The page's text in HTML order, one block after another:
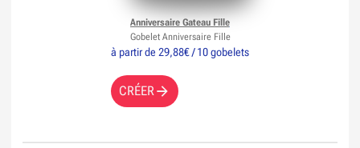
à partir de 29,88€ / 10 gobelets
CRÉER
Anniversaire Gateau Fille
Gobelet Anniversaire Fille